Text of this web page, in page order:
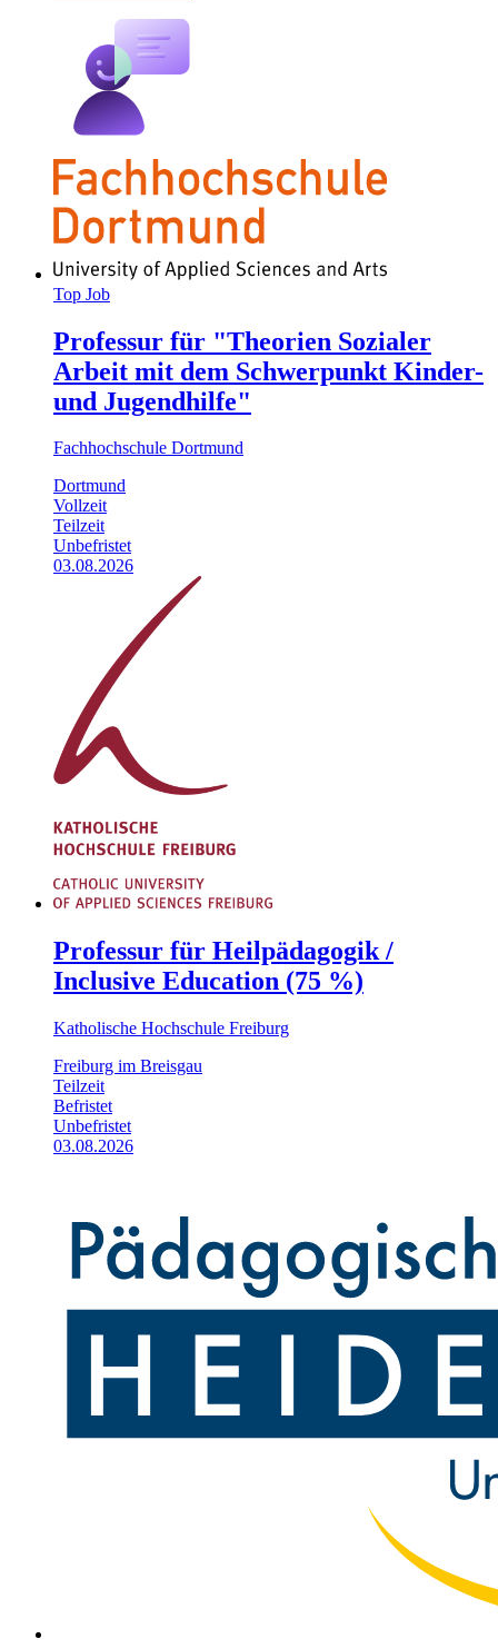
Top Job
Professur für "Theorien Sozialer
Arbeit mit dem Schwerpunkt Kinder-
und Jugendhilfe"
Fachhochschule Dortmund
Dortmund
Vollzeit
Teilzeit
Unbefristet
03.08.2026
Professur für Heilpädagogik /
Inclusive Education (75 %)
Katholische Hochschule Freiburg
Freiburg im Breisgau
Teilzeit
Befristet
Unbefristet
03.08.2026